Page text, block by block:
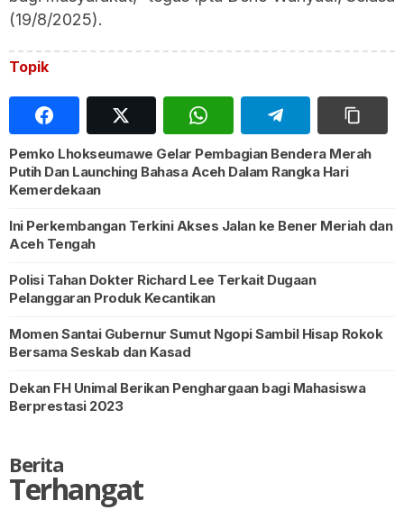
(19/8/2025).
Topik
Pemko Lhokseumawe Gelar Pembagian Bendera Merah
Putih Dan Launching Bahasa Aceh Dalam Rangka Hari
Kemerdekaan
Ini Perkembangan Terkini Akses Jalan ke Bener Meriah dan
Aceh Tengah
Polisi Tahan Dokter Richard Lee Terkait Dugaan
Pelanggaran Produk Kecantikan
Momen Santai Gubernur Sumut Ngopi Sambil Hisap Rokok
Bersama Seskab dan Kasad
Dekan FH Unimal Berikan Penghargaan bagi Mahasiswa
Berprestasi 2023
Berita
Terhangat